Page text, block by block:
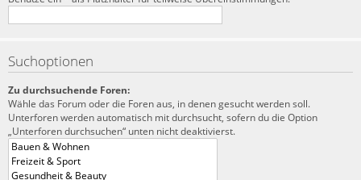
Suchoptionen
Zu durchsuchende Foren:
Wähle das Forum oder die Foren aus, in denen gesucht werden soll.
Unterforen werden automatisch mit durchsucht, sofern du die Option
„Unterforen durchsuchen“ unten nicht deaktivierst.